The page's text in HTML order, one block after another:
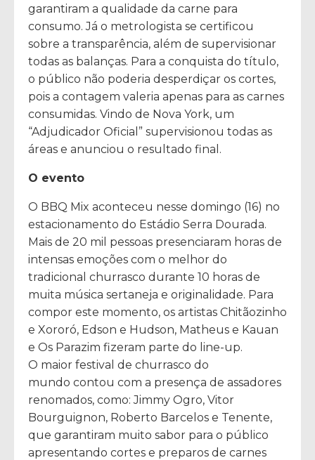
garantiram a qualidade da carne para
consumo. Já o metrologista se certificou
sobre a transparência, além de supervisionar
todas as balanças. Para a conquista do título,
o público não poderia desperdiçar os cortes,
pois a contagem valeria apenas para as carnes
consumidas. Vindo de Nova York, um
“Adjudicador Oficial” supervisionou todas as
áreas e anunciou o resultado final.
O evento
O BBQ Mix aconteceu nesse domingo (16) no
estacionamento do Estádio Serra Dourada.
Mais de 20 mil pessoas presenciaram horas de
intensas emoções com o melhor do
tradicional churrasco durante 10 horas de
muita música sertaneja e originalidade. Para
compor este momento, os artistas Chitãozinho
e Xororó, Edson e Hudson, Matheus e Kauan
e Os Parazim fizeram parte do line-up.
O maior festival de churrasco do
mundo contou com a presença de assadores
renomados, como: Jimmy Ogro, Vitor
Bourguignon, Roberto Barcelos e Tenente,
que garantiram muito sabor para o público
apresentando cortes e preparos de carnes